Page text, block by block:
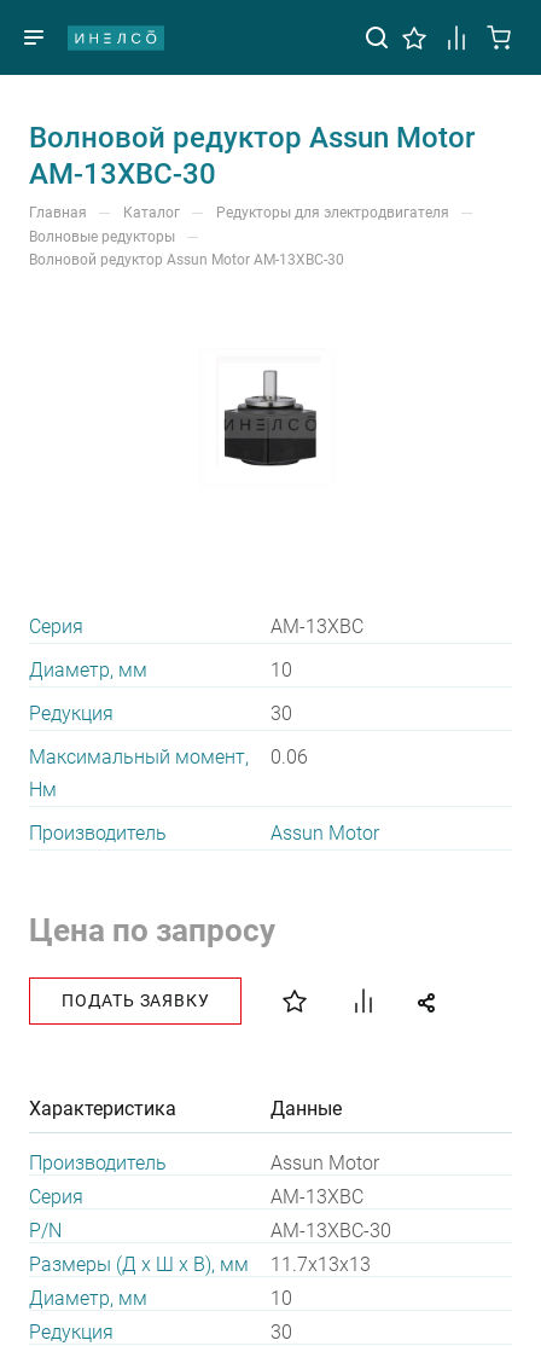
Волновой редуктор Assun Motor
AM-13XBC-30
Главная — Каталог — Редукторы для электродвигателя —
Волновые редукторы —
Волновой редуктор Assun Motor AM-13XBC-30
Серия
AM-13XBC
Диаметр, мм
10
Редукция
30
Максимальный момент,
Нм
0.06
Производитель Assun Motor
Цена по запросу
ПОДАТЬ ЗАЯВКУ
Характеристика Данные
Производитель
Assun Motor
Серия
AM-13XBC
P/N
AM-13XBC-30
Размеры (Д х Ш х В), мм
11.7х13х13
Диаметр, мм
10
Редукция
30